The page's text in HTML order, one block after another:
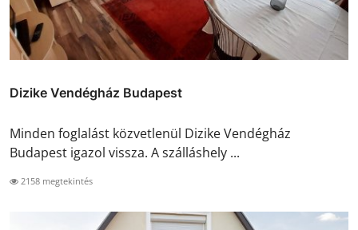
Dizike Vendégház Budapest
Minden foglalást közvetlenül Dizike Vendégház
Budapest igazol vissza. A szálláshely ...
2158 megtekintés